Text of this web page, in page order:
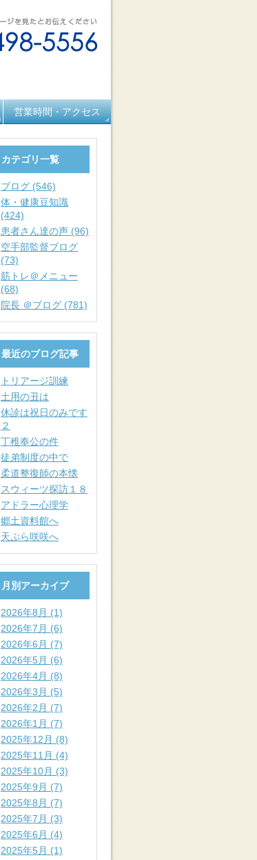
営業時間・アクセス
カテゴリ一覧
ブログ (546)
体・健康豆知識
(424)
患者さん達の声 (96)
空手部監督ブログ
(73)
筋トレ＠メニュー
(68)
院長 ＠ブログ (781)
最近のブログ記事
トリアージ訓練
土用の丑は
休診は祝日のみです
２
丁稚奉公の件
徒弟制度の中で
柔道整復師の本懐
スウィーツ探訪１８
アドラー心理学
郷土資料館へ
天ぷら咲咲へ
月別アーカイブ
2026年8月 (1)
2026年7月 (6)
2026年6月 (7)
2026年5月 (6)
2026年4月 (8)
2026年3月 (5)
2026年2月 (7)
2026年1月 (7)
2025年12月 (8)
2025年11月 (4)
2025年10月 (3)
2025年9月 (7)
2025年8月 (7)
2025年7月 (3)
2025年6月 (4)
2025年5月 (1)